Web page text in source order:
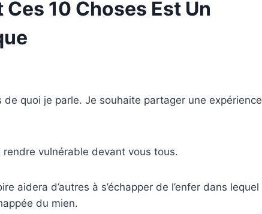
10 Choses Est Un
de quoi je parle. Je souhaite partager une expérience
vulnérable devant vous tous.
aidera d’autres à s’échapper de l’enfer dans lequel
du mien.